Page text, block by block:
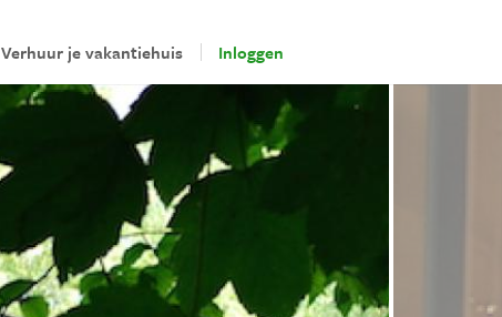
Verhuur je vakantiehuis Inloggen